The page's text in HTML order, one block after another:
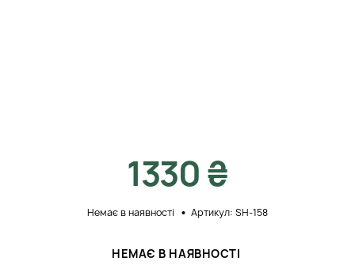
1330 ₴
Немає в наявності Артикул: SH-158
НЕМАЄ В НАЯВНОСТІ